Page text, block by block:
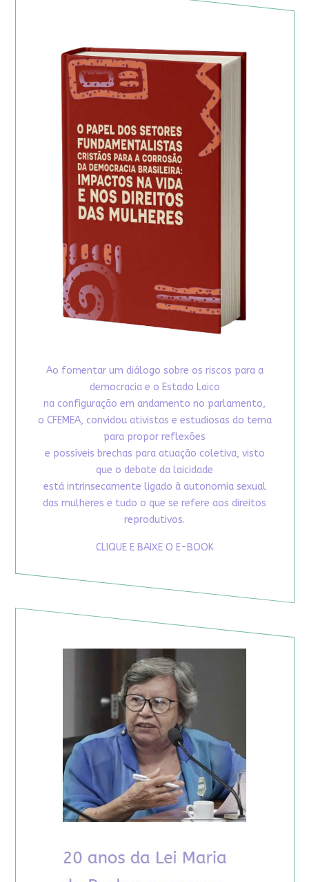
Ao fomentar um diálogo sobre os riscos para a
democracia e o Estado Laico
na configuração em andamento no parlamento,
o CFEMEA, convidou ativistas e estudiosas do tema
para propor reflexões
e possíveis brechas para atuação coletiva, visto
que o debate da laicidade
está intrinsecamente ligado à autonomia sexual
das mulheres e tudo o que se refere aos direitos
reprodutivos.
CLIQUE E BAIXE O E-BOOK